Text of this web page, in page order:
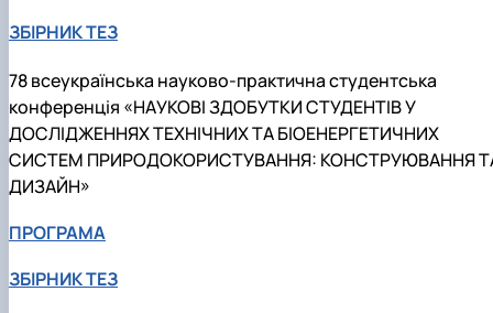
ЗБІРНИК ТЕЗ
78 всеукраїнська науково-практична студентська
конференція «НАУКОВІ ЗДОБУТКИ СТУДЕНТІВ У
ДОСЛІДЖЕННЯХ ТЕХНІЧНИХ ТА БІОЕНЕРГЕТИЧНИХ
СИСТЕМ ПРИРОДОКОРИСТУВАННЯ: КОНСТРУЮВАННЯ
ДИЗАЙН»
ПРОГРАМА
ЗБІРНИК ТЕЗ